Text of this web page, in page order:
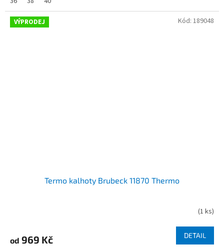
VÝPRODEJ
Termo kalhoty Brubeck 11870 Thermo
(1 ks)
od 969 Kč DETAIL
Kód: 189048